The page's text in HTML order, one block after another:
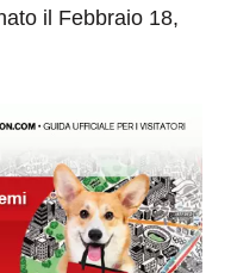
il Febbraio 18,